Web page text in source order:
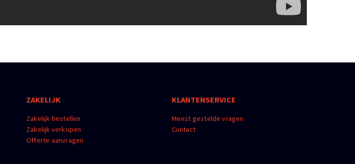
ZAKELIJK
Zakelijk bestellen
Zakelijk verkopen
Offerte aanvragen
KLANTENSERVICE
Meest gestelde vragen
Contact